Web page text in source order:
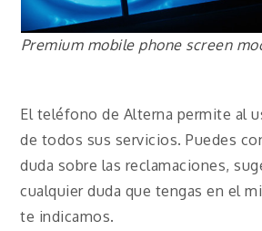
Premium mobile phone screen
El teléfono de Alterna permite al
de todos sus servicios. Puedes
duda sobre las reclamaciones,
cualquier duda que tengas en el
te indicamos.